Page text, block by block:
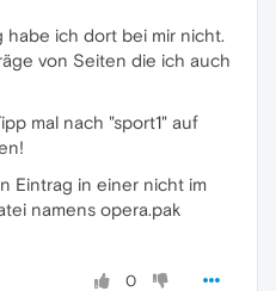
habe ich dort bei mir nicht.
von Seiten die ich auch
mal nach "sport1" auf
Eintrag in einer nicht im
namens opera.pak
0